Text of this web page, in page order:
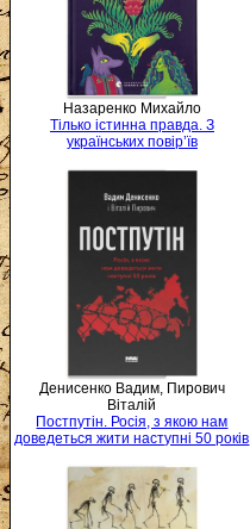
Назаренко Михайло
Тілько істинна правда. З
українських повір’їв
Денисенко Вадим, Пирович
Віталій
Постпутін. Росія, з якою нам
доведеться жити наступні 50 років